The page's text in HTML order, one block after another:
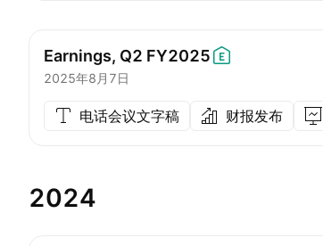
Earnings, Q2 FY2025
2025年8月7日
电话会议文字稿 财报发布
2024